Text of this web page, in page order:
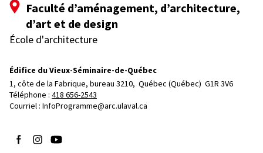
Faculté d’aménagement, d’architecture,
d’art et de design
École d'architecture
Édifice du Vieux-Séminaire-de-Québec
1, côte de la Fabrique, bureau 3210, Québec (Québec)  G1R 3V6
Téléphone : 418 656-2543
Courriel : InfoProgramme@arc.ulaval.ca
Suivez-nous sur Facebook
Suivez-nous sur Instagram
Suivez-nous sur YouTube